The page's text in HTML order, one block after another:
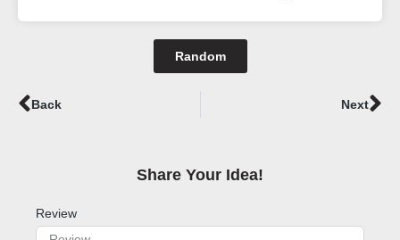
Random
Prev
Back Next
Share Your Idea!​
Review